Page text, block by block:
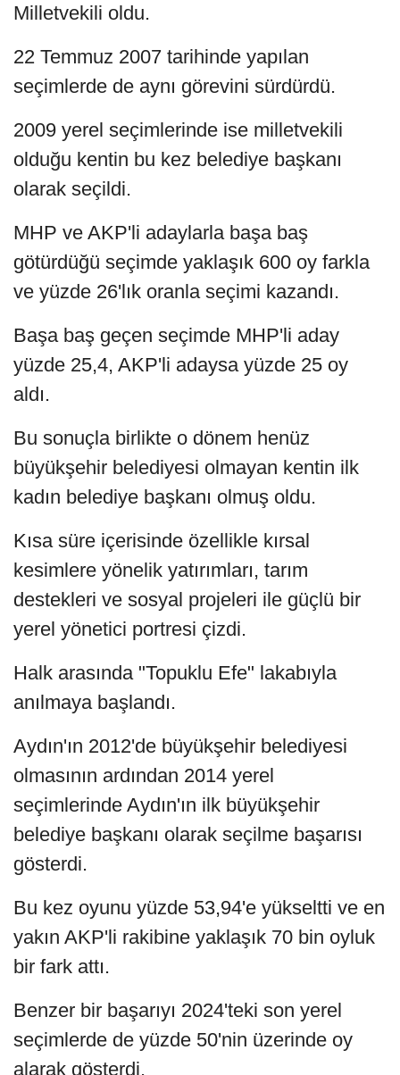
Milletvekili oldu.
22 Temmuz 2007 tarihinde yapılan
seçimlerde de aynı görevini sürdürdü.
2009 yerel seçimlerinde ise milletvekili
olduğu kentin bu kez belediye başkanı
olarak seçildi.
MHP ve AKP'li adaylarla başa baş
götürdüğü seçimde yaklaşık 600 oy farkla
ve yüzde 26'lık oranla seçimi kazandı.
Başa baş geçen seçimde MHP'li aday
yüzde 25,4, AKP'li adaysa yüzde 25 oy
aldı.
Bu sonuçla birlikte o dönem henüz
büyükşehir belediyesi olmayan kentin ilk
kadın belediye başkanı olmuş oldu.
Kısa süre içerisinde özellikle kırsal
kesimlere yönelik yatırımları, tarım
destekleri ve sosyal projeleri ile güçlü bir
yerel yönetici portresi çizdi.
Halk arasında "Topuklu Efe" lakabıyla
anılmaya başlandı.
Aydın'ın 2012'de büyükşehir belediyesi
olmasının ardından 2014 yerel
seçimlerinde Aydın'ın ilk büyükşehir
belediye başkanı olarak seçilme başarısı
gösterdi.
Bu kez oyunu yüzde 53,94'e yükseltti ve en
yakın AKP'li rakibine yaklaşık 70 bin oyluk
bir fark attı.
Benzer bir başarıyı 2024'teki son yerel
seçimlerde de yüzde 50'nin üzerinde oy
alarak gösterdi.